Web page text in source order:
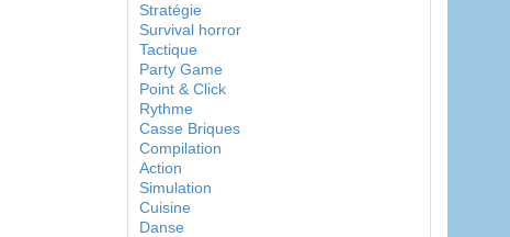
Stratégie
Survival horror
Tactique
Party Game
Point & Click
Rythme
Casse Briques
Compilation
Action
Simulation
Cuisine
Danse